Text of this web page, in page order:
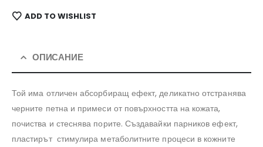
ADD TO WISHLIST
ОПИСАНИЕ
Той има отличен абсорбиращ ефект, деликатно отстранява
черните петна и примеси от повърхността на кожата,
почиства и стеснява порите. Създавайки парников ефект,
пластирът стимулира метаболитните процеси в кожните